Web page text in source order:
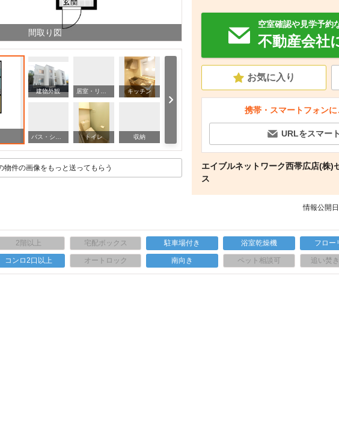
間取り図
建物外観 居室・リビング キッチン
トイレ 収納 洗面設備
セキュリ
駐車場
物件の画像をもっと送ってもらう
空室確認や見学予約
不動産会社
お気に入り
携帯・スマートフォン
URLをスマー
エイブルネットワーク西帯広店(株)
ス
情報公開
2階以上 宅配ボックス 駐車場付き 浴室乾燥機 フロー
コンロ2口以上 オートロック 南向き ペット相談可 追い焚